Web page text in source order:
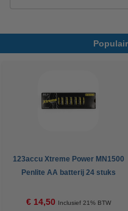
123accu Xtreme Power MN1500
Penlite AA batterij 24 stuks
€ 14,50 Inclusief 21% BTW